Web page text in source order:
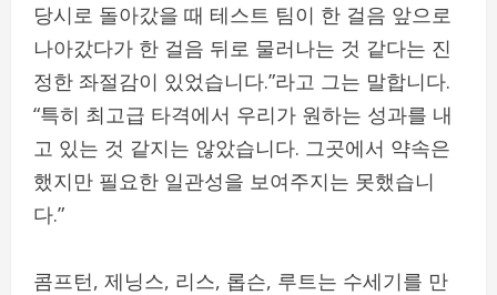
당시로 돌아갔을 때 테스트 팀이 한 걸음 앞으로
나아갔다가 한 걸음 뒤로 물러나는 것 같다는 진
정한 좌절감이 있었습니다.”라고 그는 말합니다.
“특히 최고급 타격에서 우리가 원하는 성과를 내
고 있는 것 같지는 않았습니다. 그곳에서 약속은
했지만 필요한 일관성을 보여주지는 못했습니
다.”
콤프턴, 제닝스, 리스, 롭슨, 루트는 수세기를 만